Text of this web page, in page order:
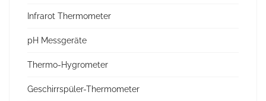
Infrarot Thermometer
pH Messgeräte
Thermo-Hygrometer
Geschirrspüler-Thermometer